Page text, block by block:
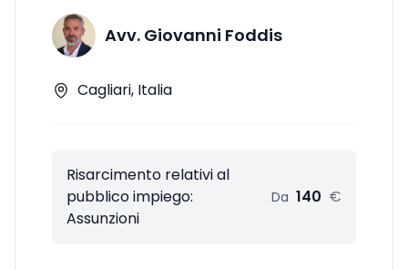
Avv. Giovanni Foddis
Cagliari, Italia
Risarcimento relativi al
pubblico impiego:
Assunzioni
Da 140 €